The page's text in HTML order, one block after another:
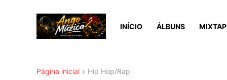
INÍCIO ÁLBUNS
Página inicial Hip Hop/Rap